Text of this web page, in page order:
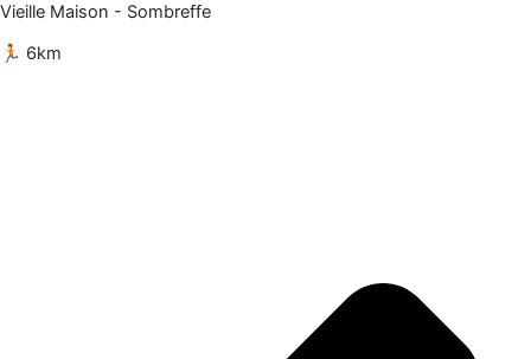
Vieille Maison - Sombreffe
🏃 6km